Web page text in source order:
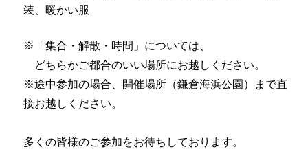
装、暖かい服
※「集合・解散・時間」については、
どちらかご都合のいい場所にお越しください。
※途中参加の場合、開催場所（鎌倉海浜公園）まで直
接お越しください。
多くの皆様のご参加をお待ちしております。